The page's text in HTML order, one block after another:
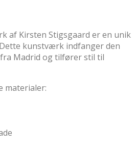
af Kirsten Stigsgaard er en unik
kunstværk indfanger den
Madrid og tilfører stil til
materialer: